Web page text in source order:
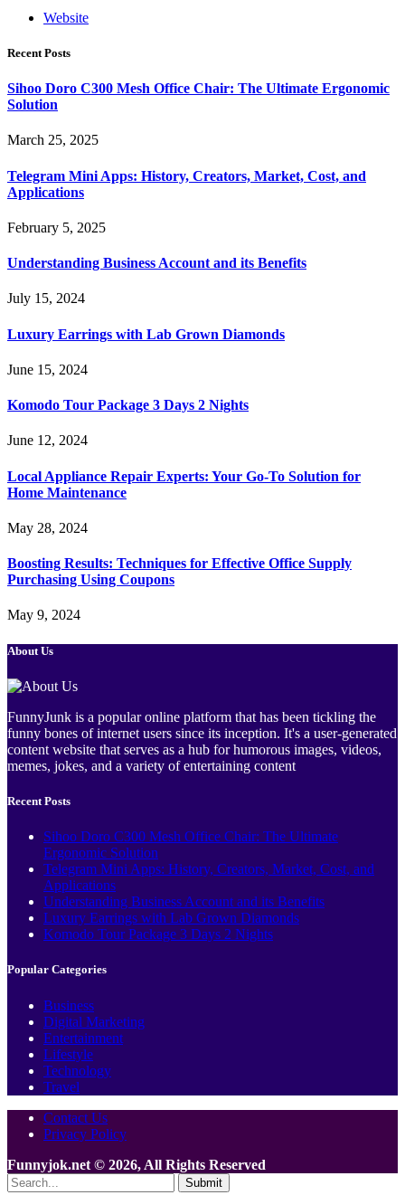
Website
Recent Posts
Sihoo Doro C300 Mesh Office Chair: The Ultimate Ergonomic
Solution
March 25, 2025
Telegram Mini Apps: History, Creators, Market, Cost, and
Applications
February 5, 2025
Understanding Business Account and its Benefits
July 15, 2024
Luxury Earrings with Lab Grown Diamonds
June 15, 2024
Komodo Tour Package 3 Days 2 Nights
June 12, 2024
Local Appliance Repair Experts: Your Go-To Solution for
Home Maintenance
May 28, 2024
Boosting Results: Techniques for Effective Office Supply
Purchasing Using Coupons
May 9, 2024
About Us
FunnyJunk is a popular online platform that has been tickling the
funny bones of internet users since its inception. It's a user-generated
content website that serves as a hub for humorous images, videos,
memes, jokes, and a variety of entertaining content
Recent Posts
Sihoo Doro C300 Mesh Office Chair: The Ultimate
Ergonomic Solution
Telegram Mini Apps: History, Creators, Market, Cost, and
Applications
Understanding Business Account and its Benefits
Luxury Earrings with Lab Grown Diamonds
Komodo Tour Package 3 Days 2 Nights
Popular Categories
Business
Digital Marketing
Entertainment
Lifestyle
Technology
Travel
Contact Us
Privacy Policy
Funnyjok.net © 2026, All Rights Reserved
Submit